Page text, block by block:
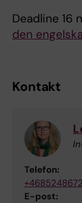
Deadline 16
den
Kontakt
Telefon:
E-post: